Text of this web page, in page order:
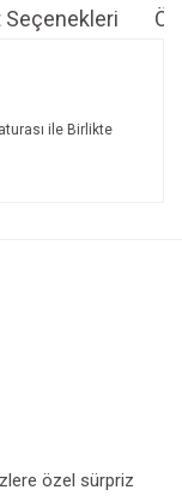
Seçenekleri
ile Birlikte
özel sürpriz